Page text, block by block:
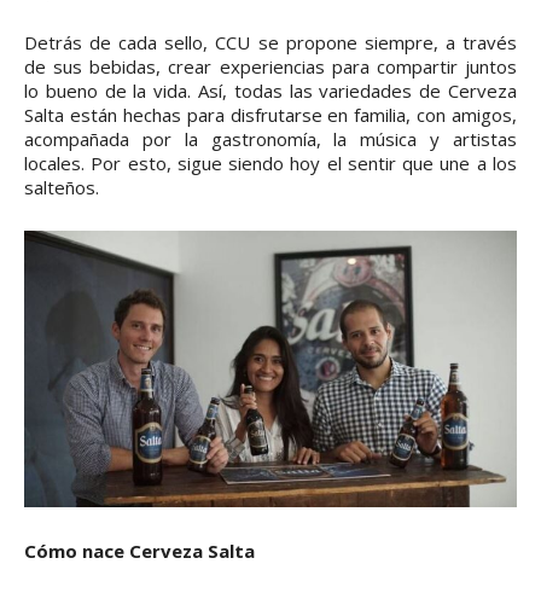
Detrás de cada sello, CCU se propone siempre, a través
de sus bebidas, crear experiencias para compartir juntos
lo bueno de la vida. Así, todas las variedades de Cerveza
Salta están hechas para disfrutarse en familia, con amigos,
acompañada por la gastronomía, la música y artistas
locales. Por esto, sigue siendo hoy el sentir que une a los
salteños.
Cómo nace Cerveza Salta